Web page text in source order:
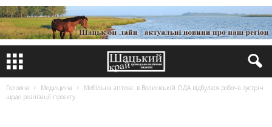
Головна Медицина
Мобільна аптека: в Волинській ОДА відбулася робоча зустріч
щодо реалізації проєкту